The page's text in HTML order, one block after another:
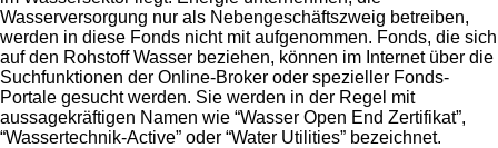
Wasserversorgung nur als Nebengeschäftszweig betreiben,
werden in diese Fonds nicht mit aufgenommen. Fonds, die sich
auf den Rohstoff Wasser beziehen, können im Internet über die
Suchfunktionen der Online-Broker oder spezieller Fonds-
Portale gesucht werden. Sie werden in der Regel mit
aussagekräftigen Namen wie “Wasser Open End Zertifikat”,
“Wassertechnik-Active” oder “Water Utilities” bezeichnet.